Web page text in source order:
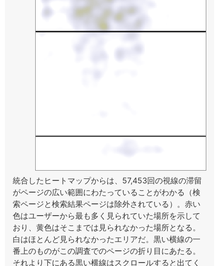
統合したヒートマップからは、57,453回の視線の滞留
がページの広い範囲にわたっていることがわかる（検
索ページと検索結果ページは除外されている）。赤い
色はユーザーから最も多く見られていた場所を示して
おり、黄色はそこまでは見られなかった場所となる。
白はほとんど見られなかったエリアだ。黒い横線の一
番上のものがこの調査でのページの折り目にあたる。
それより下にある黒い横線はスクロールすると出てく